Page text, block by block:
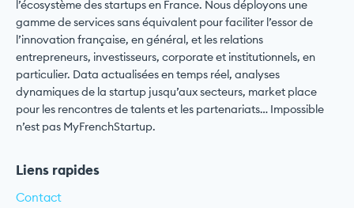
l’écosystème des startups en France. Nous déployons une
gamme de services sans équivalent pour faciliter l’essor de
l’innovation française, en général, et les relations
entrepreneurs, investisseurs, corporate et institutionnels, en
particulier. Data actualisées en temps réel, analyses
dynamiques de la startup jusqu’aux secteurs, market place
pour les rencontres de talents et les partenariats… Impossible
n’est pas MyFrenchStartup.
Liens rapides
Contact